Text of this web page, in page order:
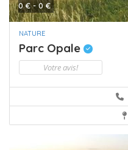
0 € - 0 €
NATURE
Parc Opale
Votre avis!